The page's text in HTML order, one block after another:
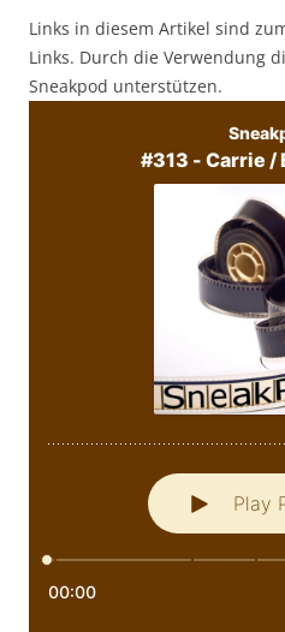
Links in diesem Artikel sind
Links. Durch die Verwendung
Sneakpod unterstützen.